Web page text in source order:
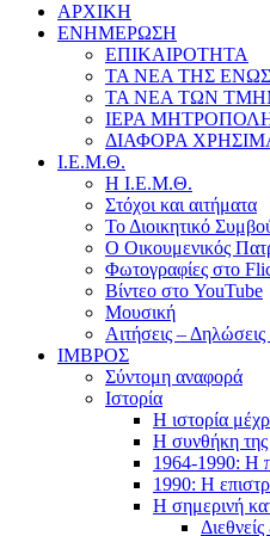
ΑΡΧΙΚΗ
ΕΝΗΜΕΡΩΣΗ
ΕΠΙΚΑΙΡΟΤΗΤΑ
ΤΑ ΝΕΑ ΤΗΣ
ΤΑ ΝΕΑ ΤΩΝ
ΙΕΡΑ
ΔΙΑΦΟΡΑ
Ι.Ε.Μ.Θ.
Η Ι.Ε.Μ.Θ.
Στόχοι και αιτήματα
Το Διοικητικό
Ο Οικουμενικός
Φωτογραφίες στο
Βίντεο στο YouTube
Μουσική
Αιτήσεις –
ΙΜΒΡΟΣ
Σύντομη αναφορά
Ιστορία
Η ιστορία
Η συνθήκη
1964-1990: Η
1990: Η
Η σημερινή